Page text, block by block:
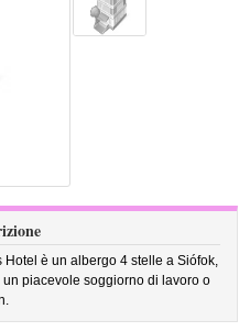
Hotel è un albergo 4 stelle a Siófok,
piacevole soggiorno di lavoro o